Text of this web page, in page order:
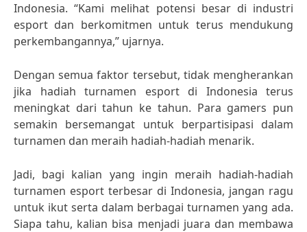
Indonesia. “Kami melihat potensi besar di industri
esport dan berkomitmen untuk terus mendukung
perkembangannya,” ujarnya.
Dengan semua faktor tersebut, tidak mengherankan
jika hadiah turnamen esport di Indonesia terus
meningkat dari tahun ke tahun. Para gamers pun
semakin bersemangat untuk berpartisipasi dalam
turnamen dan meraih hadiah-hadiah menarik.
Jadi, bagi kalian yang ingin meraih hadiah-hadiah
turnamen esport terbesar di Indonesia, jangan ragu
untuk ikut serta dalam berbagai turnamen yang ada.
Siapa tahu, kalian bisa menjadi juara dan membawa